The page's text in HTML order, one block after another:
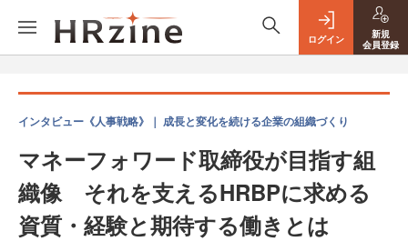
ログイン
新規
会員登録
インタビュー《人事戦略》｜ 成長と変化を続ける企業の組織づくり
マネーフォワード取締役が目指す組
織像 それを支えるHRBPに求める
資質・経験と期待する働きとは